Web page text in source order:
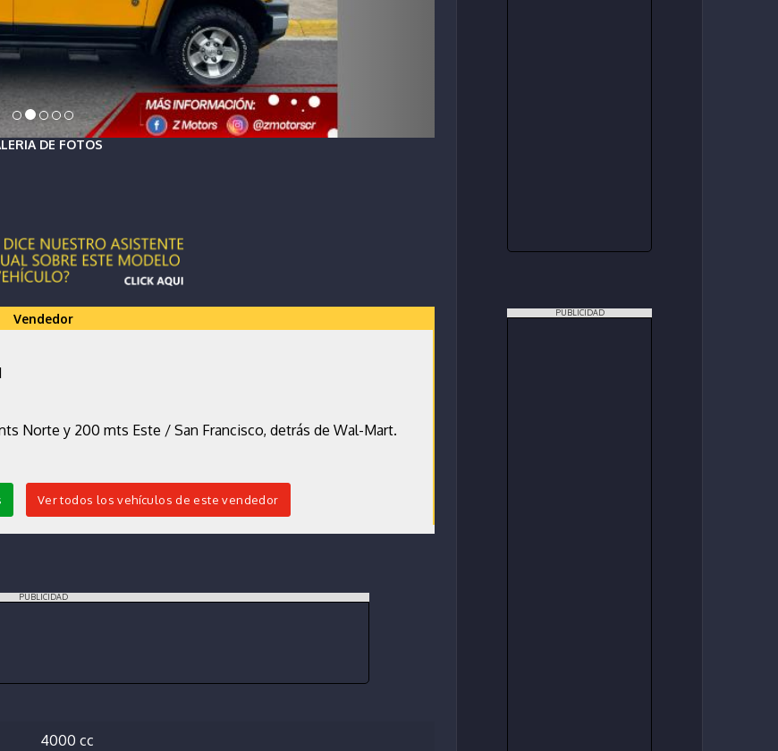
DE FOTOS
Vendedor
Norte y 200 mts Este / San Francisco, detrás de Wal-Mart.
Ver todos los vehículos de este vendedor
PUBLICIDAD
4000 cc
PUBLICIDAD